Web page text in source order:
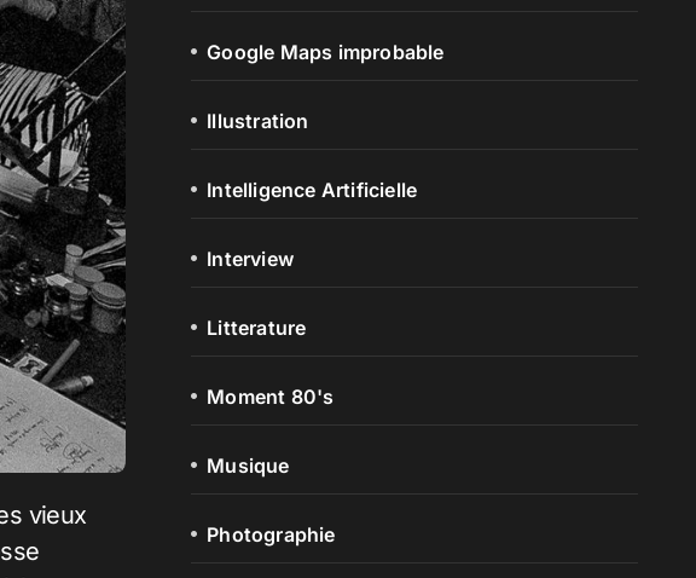
Google Maps improbable
Illustration
Intelligence Artificielle
Interview
Litterature
Moment 80's
Musique
Photographie